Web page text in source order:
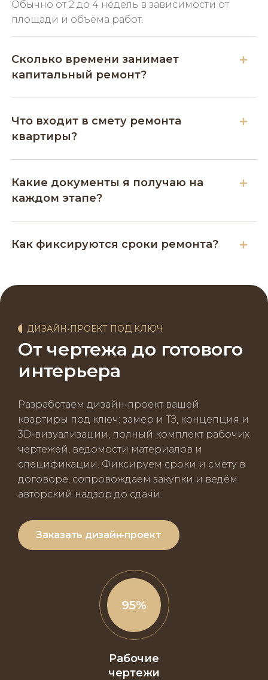
Обычно от 2 до 4 недель в зависимости от
площади и объёма работ.
Сколько времени занимает
капитальный ремонт?
Что входит в смету ремонта
квартиры?
Какие документы я получаю на
каждом этапе?
Как фиксируются сроки ремонта?
ДИЗАЙН‑ПРОЕКТ ПОД КЛЮЧ
От чертежа до готового
интерьера
Разработаем дизайн‑проект вашей
квартиры под ключ: замер и ТЗ, концепция и
3D‑визуализации, полный комплект рабочих
чертежей, ведомости материалов и
спецификации. Фиксируем сроки и смету в
договоре, сопровождаем закупки и ведём
авторский надзор до сдачи.
Заказать дизайн‑проект
100%
Рабочие
чертежи